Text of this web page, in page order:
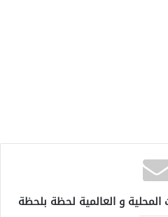
و العالمية لحظة بلحظة